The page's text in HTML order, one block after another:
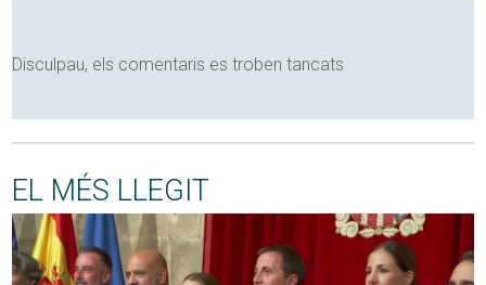
Disculpau, els comentaris es troben tancats
EL MÉS LLEGIT